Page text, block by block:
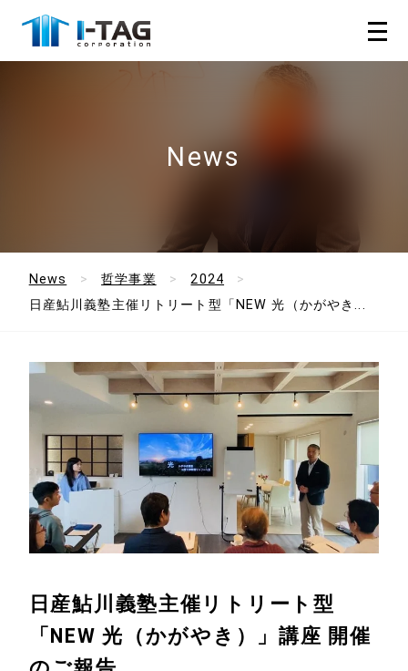
News
News 哲学事業
2024
日産鮎川義塾主催リトリート型「NEW 光（かがやき...
日産鮎川義塾主催リトリート型
「NEW 光（かがやき）」講座 開催